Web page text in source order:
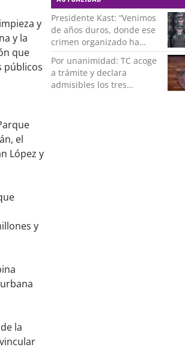
y
y la
que
públicos
el
López y
y
la
Presidente Kast: “Venimos
de años duros, donde ese
crimen organizado ha
ocupado un lugar que no
le corresponde”
Por unanimidad: TC acoge
a trámite y declara
admisibles los tres